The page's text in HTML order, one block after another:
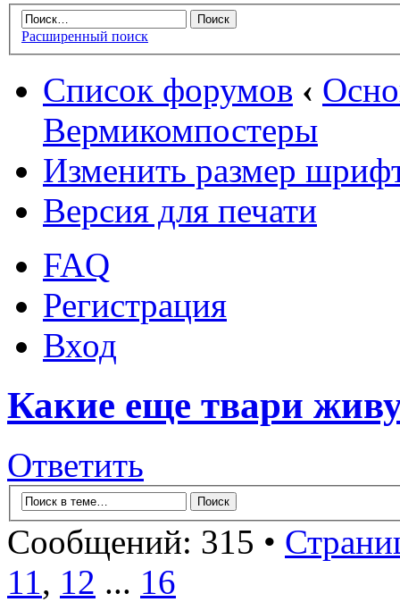
Расширенный поиск
Список форумов ‹
Вермикомпостеры
Изменить размер
Версия для печати
FAQ
Регистрация
Вход
Какие еще твари
Ответить
Сообщений: 315 •
11, 12 ... 16